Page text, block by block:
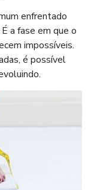
enfrentado
a fase em que o
impossíveis.
é possível